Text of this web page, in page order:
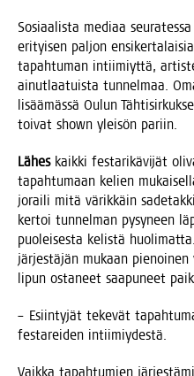
Sosi­aa­lis­ta medi­aa
eri­tyi­sen pal­jon
tapah­tu­man intii­miyt­tä,
ainut­laa­tuis­ta tun­nel­maa.
lisää­mäs­sä Oulun
toi­vat shown ylei­sön pariin.
Läheskaik­ki fes­ta­ri­kä­vi­jät
tapah­tu­maan kelien
jorai­li mitä värik­käin
ker­toi tun­nel­man pysy­neen
puo­lei­ses­ta kelis­tä
jär­jes­tä­jän mukaan
lipun osta­neet saa­pu­neet
– Esiin­ty­jät teke­vät
fes­ta­rei­den intiimiydestä.